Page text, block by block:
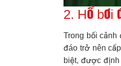
2. Hồ bơi
Trong bối cảnh
đáo trở nên
biệt, được